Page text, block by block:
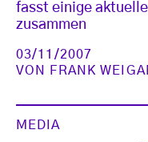
fasst einige
zusammen
03/11/2007
VON
FRANK
MEDIA